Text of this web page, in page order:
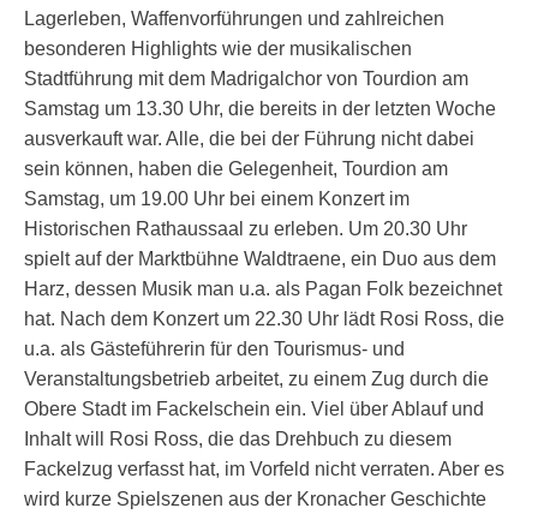
Lagerleben, Waffenvorführungen und zahlreichen
besonderen Highlights wie der musikalischen
Stadtführung mit dem Madrigalchor von Tourdion am
Samstag um 13.30 Uhr, die bereits in der letzten Woche
ausverkauft war. Alle, die bei der Führung nicht dabei
sein können, haben die Gelegenheit, Tourdion am
Samstag, um 19.00 Uhr bei einem Konzert im
Historischen Rathaussaal zu erleben. Um 20.30 Uhr
spielt auf der Marktbühne Waldtraene, ein Duo aus dem
Harz, dessen Musik man u.a. als Pagan Folk bezeichnet
hat. Nach dem Konzert um 22.30 Uhr lädt Rosi Ross, die
u.a. als Gästeführerin für den Tourismus- und
Veranstaltungsbetrieb arbeitet, zu einem Zug durch die
Obere Stadt im Fackelschein ein. Viel über Ablauf und
Inhalt will Rosi Ross, die das Drehbuch zu diesem
Fackelzug verfasst hat, im Vorfeld nicht verraten. Aber es
wird kurze Spielszenen aus der Kronacher Geschichte